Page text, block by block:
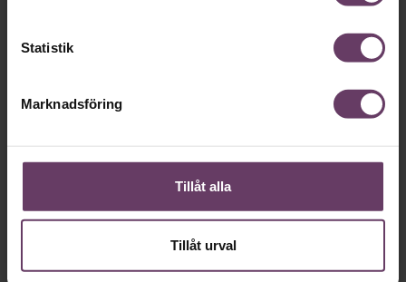
Statistik
Marknadsföring
Tillåt alla
Tillåt urval
Vi behöver bara
en
Det får du strax göra,utan att betala något.
Skapa ditt gratiskonto
Tillgångtill våra låsta artiklar och webinargratis